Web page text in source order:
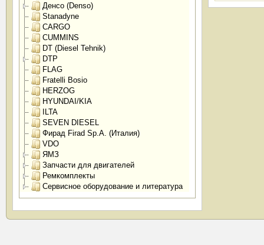
Денсо (Denso)
Stanadyne
CARGO
CUMMINS
DT (Diesel Tehnik)
DTP
FLAG
Fratelli Bosio
HERZOG
HYUNDAI/KIA
ILTA
SEVEN DIESEL
Фирад Firad Sp.A. (Италия)
VDO
ЯМЗ
Запчасти для двигателей
Ремкомплекты
Сервисное оборудование и литература